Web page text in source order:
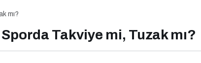
mı?
Takviye mi, Tuzak mı?